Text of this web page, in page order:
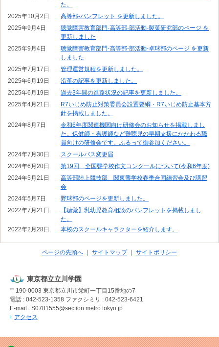
た。
2025年10月2日
高等部-パンフレット を更新しました。
2025年9月4日
聴覚障害教育部門-高等部-部活動-製菓研究部のページ を
更新しました
2025年9月4日
聴覚障害教育部門-高等部-部活動-卓球部のページ を更新
しました
2025年7月17日
管理運営規程を更新しました。
2025年6月19日
沿革の記事を更新しました。
2025年6月19日
過去3年間の進路状況の記事を更新しました。
2025年4月21日
R7いじめ防止対策委員会設置要綱・R7いじめ防止基本方
針を掲載しました。
2024年8月7日
令和6年度関連機関向け研修会のお知らせを掲載しまし
た。保健師・看護師など難聴児の早期支援にかかわる職
員向けの研修会です。ふるって御参加ください。
2024年7月30日
スクールバス変更届
2024年6月20日
第19回 全国聾学校作文コンクールについて(令和6年度)
2024年5月21日
高等部陸上競技部 関東聾学校春季合同練習会及び講習
会
2024年5月7日
野球部のページを更新しました。
2022年7月21日
【聴覚】乳幼児教育相談のパンフレットを掲載しまし
た。
2022年2月28日
本校のスクールキャラクターを紹介します。
ページの先頭へ サイトマップ サイトポリシー
東京都立立川学園
〒190-0003 東京都立川市栄町一丁目15番地の7
電話 : 042-523-1358 ファクシミリ : 042-523-6421
E-mail : S0781555@section.metro.tokyo.jp
アクセス